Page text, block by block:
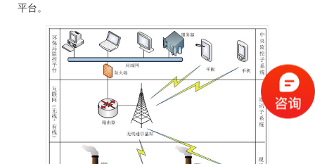
平台。